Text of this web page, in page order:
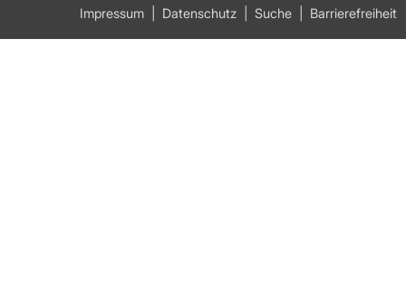
Impressum
Datenschutz Suche Barrierefreiheit